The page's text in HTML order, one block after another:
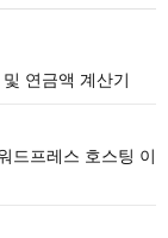
연금액 계산기
프레스 호스팅 이